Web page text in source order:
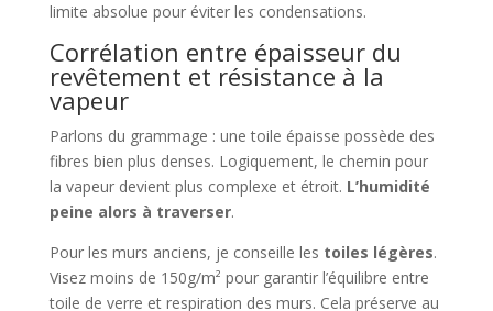
limite absolue pour éviter les condensations.
Corrélation entre épaisseur du
revêtement et résistance à la
vapeur
Parlons du grammage : une toile épaisse possède des
fibres bien plus denses. Logiquement, le chemin pour
la vapeur devient plus complexe et étroit. L’humidité
peine alors à traverser.
Pour les murs anciens, je conseille les toiles légères.
Visez moins de 150g/m² pour garantir l’équilibre entre
toile de verre et respiration des murs. Cela préserve au